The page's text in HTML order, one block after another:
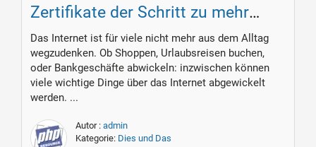
Zertifikate der Schritt zu mehr
Sicherheit?
Das Internet ist für viele nicht mehr aus dem Alltag
wegzudenken. Ob Shoppen, Urlaubsreisen buchen,
oder Bankgeschäfte abwickeln: inzwischen können
viele wichtige Dinge über das Internet abgewickelt
werden. ...
Autor : admin
Kategorie: Dies und Das